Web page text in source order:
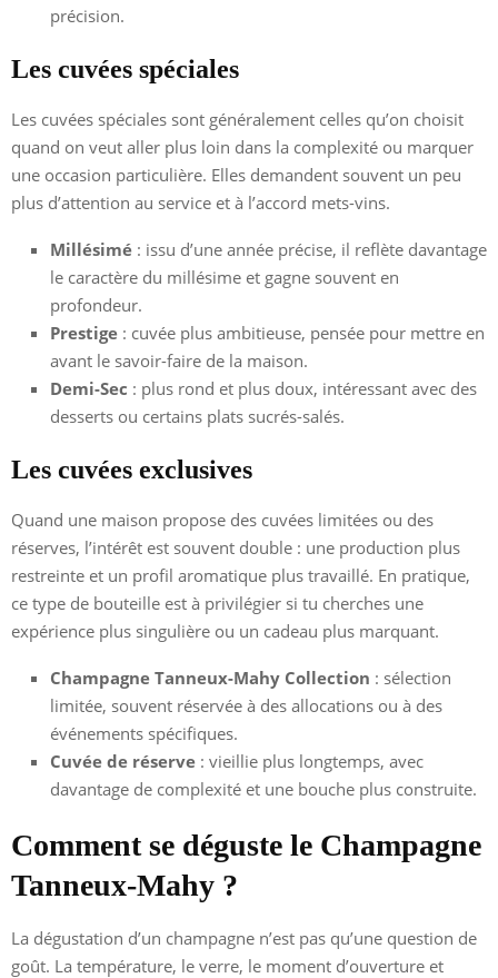
précision.
Les cuvées spéciales
Les cuvées spéciales sont généralement celles qu’on choisit
quand on veut aller plus loin dans la complexité ou marquer
une occasion particulière. Elles demandent souvent un peu
plus d’attention au service et à l’accord mets-vins.
Millésimé : issu d’une année précise, il reflète davantage
le caractère du millésime et gagne souvent en
profondeur.
Prestige : cuvée plus ambitieuse, pensée pour mettre en
avant le savoir-faire de la maison.
Demi-Sec : plus rond et plus doux, intéressant avec des
desserts ou certains plats sucrés-salés.
Les cuvées exclusives
Quand une maison propose des cuvées limitées ou des
réserves, l’intérêt est souvent double : une production plus
restreinte et un profil aromatique plus travaillé. En pratique,
ce type de bouteille est à privilégier si tu cherches une
expérience plus singulière ou un cadeau plus marquant.
Champagne Tanneux-Mahy Collection : sélection
limitée, souvent réservée à des allocations ou à des
événements spécifiques.
Cuvée de réserve : vieillie plus longtemps, avec
davantage de complexité et une bouche plus construite.
Comment se déguste le Champagne
Tanneux-Mahy ?
La dégustation d’un champagne n’est pas qu’une question de
goût. La température, le verre, le moment d’ouverture et